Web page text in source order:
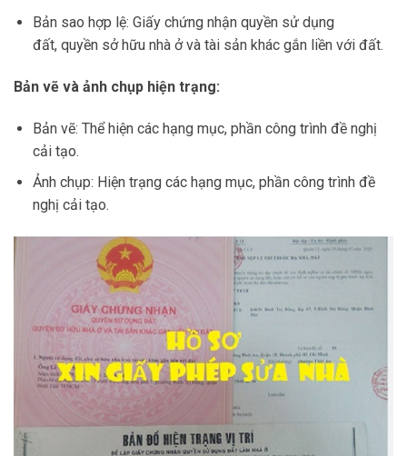
Bản sao hợp lệ: Giấy chứng nhận quyền sử dụng
đất, quyền sở hữu nhà ở và tài sản khác gắn liền với đất.
Bản vẽ và ảnh chụp hiện trạng:
Bản vẽ: Thể hiện các hạng mục, phần công trình đề nghị
cải tạo.
Ảnh chụp: Hiện trạng các hạng mục, phần công trình đề
nghị cải tạo.